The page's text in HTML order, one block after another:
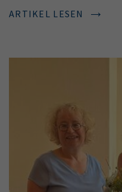
ARTIKEL LESEN